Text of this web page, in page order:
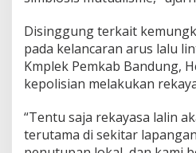
Disinggung terkait
pada kelancaran arus lalu
Kmplek Pemkab Bandung,
kepolisian melakukan
“Tentu saja rekayasa lalin
terutama di sekitar